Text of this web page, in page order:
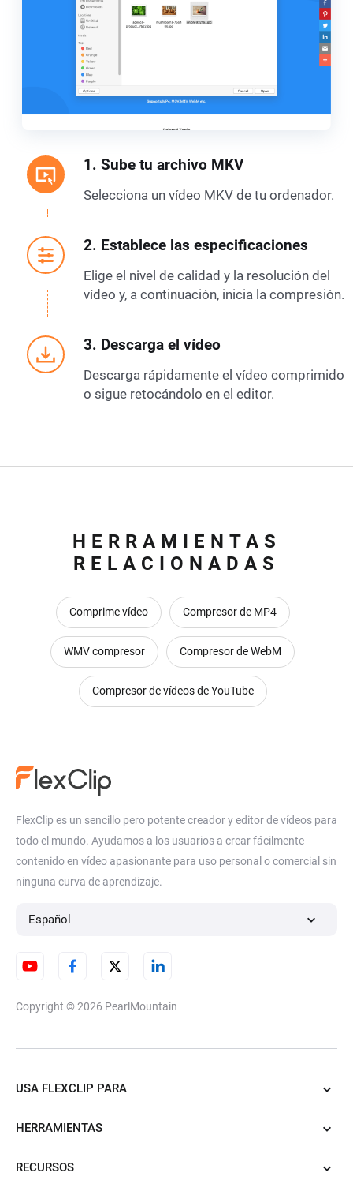
1. Sube tu archivo MKV
Selecciona un vídeo MKV de tu ordenador.
2. Establece las especificaciones
Elige el nivel de calidad y la resolución del
vídeo y, a continuación, inicia la compresión.
3. Descarga el vídeo
Descarga rápidamente el vídeo comprimido
o sigue retocándolo en el editor.
HERRAMIENTAS
RELACIONADAS
Comprime vídeo Compresor de MP4
WMV compresor Compresor de WebM
Compresor de vídeos de YouTube
FlexClip es un sencillo pero potente creador y editor de vídeos para
todo el mundo. Ayudamos a los usuarios a crear fácilmente
contenido en vídeo apasionante para uso personal o comercial sin
ninguna curva de aprendizaje.
Español
Copyright © 2026 PearlMountain
USA FLEXCLIP PARA
HERRAMIENTAS
RECURSOS